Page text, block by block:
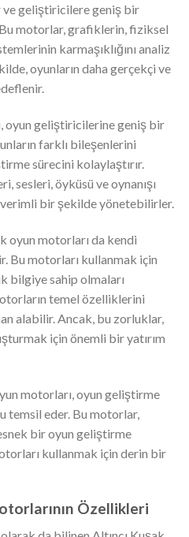
ve geliştiricilere geniş bir
Bu motorlar, grafiklerin, fiziksel
karmaşıklığını analiz
oyunların daha gerçekçi ve
oyun geliştiricilerine geniş bir
farklı bileşenlerini
sürecini kolaylaştırır.
sesleri, öyküsü ve oynanışı
bir şekilde yönetebilirler.
oyun motorları da kendi
Bu motorları kullanmak için
bilgiye sahip olmaları
temel özelliklerini
alabilir. Ancak, bu zorluklar,
için önemli bir yatırım
motorları, oyun geliştirme
temsil eder. Bu motorlar,
bir oyun geliştirme
kullanmak için derin bir
Özellikleri